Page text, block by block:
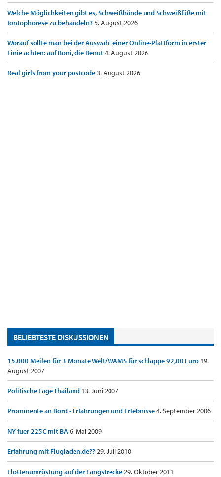
Welche Möglichkeiten gibt es, Schweißhände und Schweißfüße mit
Iontophorese zu behandeln?5. August 2026
Worauf sollte man bei der Auswahl einer Online-Plattform in erster
Linie achten: auf Boni, die Benut4. August 2026
Real girls from your postcode3. August 2026
BELIEBTESTE DISKUSSIONEN
15.000 Meilen für 3 Monate Welt/WAMS für schlappe 92,00 Euro 19.
August 2007
Politische Lage Thailand 13. Juni 2007
Prominente an Bord - Erfahrungen und Erlebnisse4. September 2006
NY fuer 225€ mit BA6. Mai 2009
Erfahrung mit Flugladen.de??29. Juli 2010
Flottenumrüstung auf der Langstrecke29. Oktober 2011